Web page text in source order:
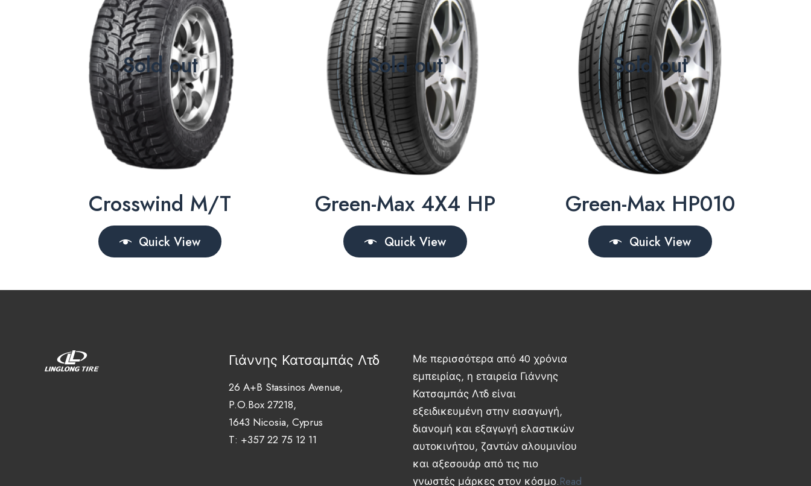
Sold out
Crosswind M/T
Quick View
Sold out
Green-Max 4X4 HP
Quick View
Sold out
Green-Max HP010
Quick View
Γιάννης Κατσαμπάς Λτδ
26 A+B Stassinos Avenue,
P.O.Box 27218,
1643 Nicosia, Cyprus
T: +357 22 75 12 11
Με περισσότερα από 40 χρόνια
εμπειρίας, η εταιρεία Γιάννης
Κατσαμπάς Λτδ είναι
εξειδικευμένη στην εισαγωγή,
διανομή και εξαγωγή ελαστικών
αυτοκινήτου, ζαντών αλουμινίου
και αξεσουάρ από τις πιο
γνωστές μάρκες στον κόσμο.Read